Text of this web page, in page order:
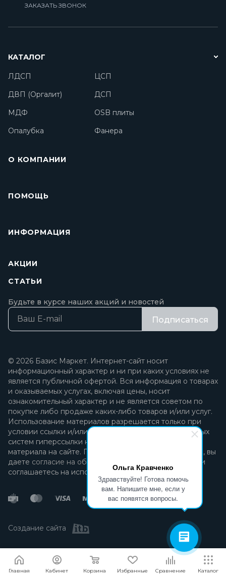
Ольга Кравченко
Здравствуйте! Готова помочь
вам. Напишите мне, если у
вас появятся вопросы.
ЗАКАЗАТЬ ЗВОНОК
КАТАЛОГ
ЛДСП
ЦСП
ДВП (Оргалит)
ДСП
МДФ
OSB плиты
Опалубка
Фанера
О КОМПАНИИ
ПОМОЩЬ
ИНФОРМАЦИЯ
АКЦИИ
СТАТЬИ
Будьте в курсе наших акций и новостей
Подписаться
© 2026 Базис Маркет. Интернет-сайт носит
информационный характер и ни при каких условиях не
является публичной офертой. Вся информация о товарах
и оказываемых услугах, включая цены, носит
ознакомительный характер и не является советом по
покупке либо продаже каких-либо товаров и/или услуг.
Использование материалов разрешается только при
условии ссылки и/или прямой открытой для поисковых
систем гиперссылки на непосредственный адрес
материала на сайте. Продолжая пользоваться сайтом, вы
даете согласие на обработку персональных данных
и
соглашаетесь на использование файлов cookie.
Создание сайта
Главная Кабинет Корзина Избранные Сравнение Каталог
Мы используем файлы cookie. Подробнее Я согласен